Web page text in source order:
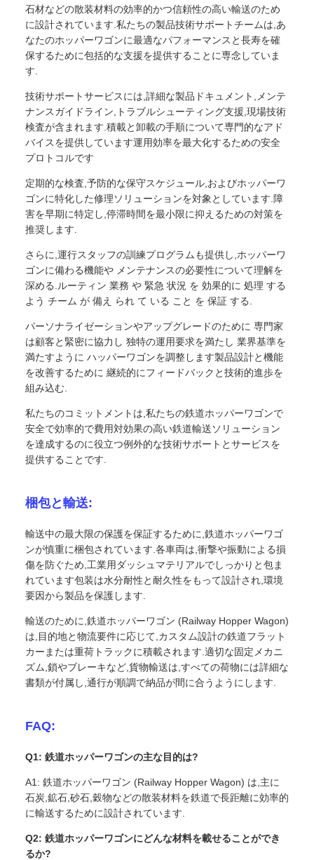
石材などの散装材料の効率的かつ信頼性の高い輸送のため
に設計されています.私たちの製品技術サポートチームは,あ
なたのホッパーワゴンに最適なパフォーマンスと長寿を確
保するために包括的な支援を提供することに専念していま
す.
技術サポートサービスには,詳細な製品ドキュメント,メンテ
ナンスガイドライン,トラブルシューティング支援,現場技術
検査が含まれます.積載と卸載の手順について専門的なアド
バイスを提供しています運用効率を最大化するための安全
プロトコルです
定期的な検査,予防的な保守スケジュール,およびホッパーワ
ゴンに特化した修理ソリューションを対象としています.障
害を早期に特定し,停滞時間を最小限に抑えるための対策を
推奨します.
さらに,運行スタッフの訓練プログラムも提供し,ホッパーワ
ゴンに備わる機能や メンテナンスの必要性について理解を
深める.ルーティン 業務 や 緊急 状況 を 効果的に 処理 する
よう チーム が 備え られ て いる こと を 保証 する.
パーソナライゼーションやアップグレードのために 専門家
は顧客と緊密に協力し 独特の運用要求を満たし 業界基準を
満たすように ハッパーワゴンを調整します製品設計と機能
を改善するために 継続的にフィードバックと技術的進歩を
組み込む.
私たちのコミットメントは,私たちの鉄道ホッパーワゴンで
安全で効率的で費用対効果の高い鉄道輸送ソリューション
を達成するのに役立つ例外的な技術サポートとサービスを
提供することです.
梱包と輸送:
輸送中の最大限の保護を保証するために,鉄道ホッパーワゴ
ンが慎重に梱包されています.各車両は,衝撃や振動による損
傷を防ぐため,工業用ダッシュマテリアルでしっかりと包ま
れています包装は水分耐性と耐久性をもって設計され,環境
要因から製品を保護します.
輸送のために,鉄道ホッパーワゴン (Railway Hopper Wagon)
は,目的地と物流要件に応じて,カスタム設計の鉄道フラット
カーまたは重荷トラックに積載されます.適切な固定メカニ
ズム,鎖やブレーキなど,貨物輸送は,すべての荷物には詳細な
書類が付属し,通行が順調で納品が間に合うようにします.
FAQ:
Q1: 鉄道ホッパーワゴンの主な目的は?
A1: 鉄道ホッパーワゴン (Railway Hopper Wagon) は,主に
石炭,鉱石,砂石,穀物などの散装材料を鉄道で長距離に効率的
に輸送するために設計されています.
Q2: 鉄道ホッパーワゴンにどんな材料を載せることができ
るか?